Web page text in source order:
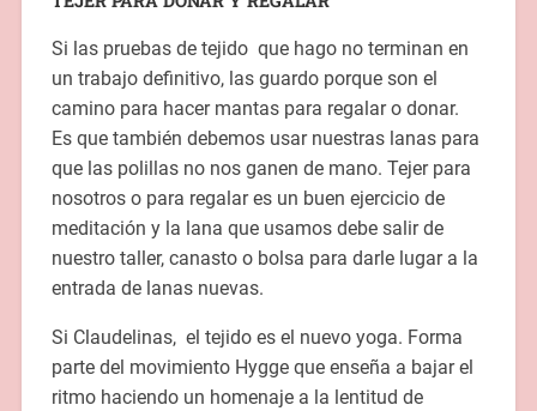
Si las pruebas de tejido que hago no terminan en
un trabajo definitivo, las guardo porque son el
camino para hacer mantas para regalar o donar.
Es que también debemos usar nuestras lanas para
que las polillas no nos ganen de mano. Tejer para
nosotros o para regalar es un buen ejercicio de
meditación y la lana que usamos debe salir de
nuestro taller, canasto o bolsa para darle lugar a la
entrada de lanas nuevas.
Si Claudelinas, el tejido es el nuevo yoga. Forma
parte del movimiento Hygge que enseña a bajar el
ritmo haciendo un homenaje a la lentitud de